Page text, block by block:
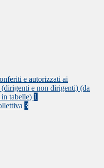
e autorizzati ai
e non dirigenti) (da
tabelle) 1
3